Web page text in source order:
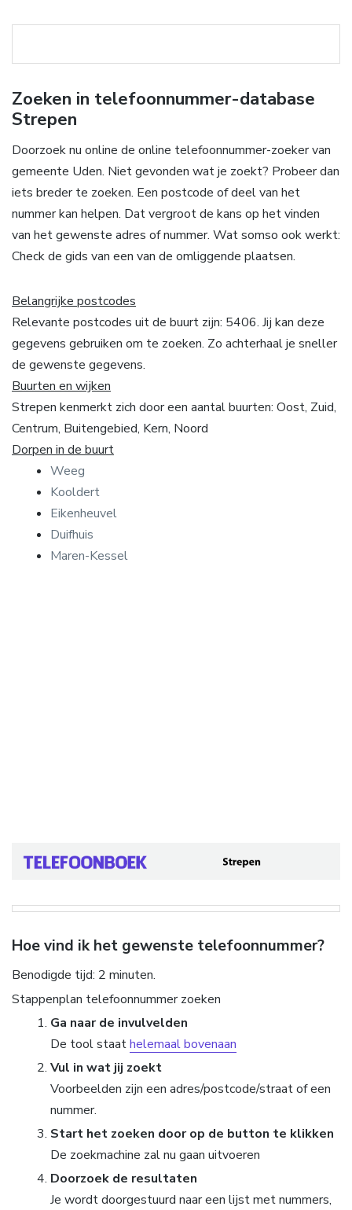
Zoeken in telefoonnummer-database
Strepen
Doorzoek nu online de online telefoonnummer-zoeker van
gemeente Uden. Niet gevonden wat je zoekt? Probeer dan
iets breder te zoeken. Een postcode of deel van het
nummer kan helpen. Dat vergroot de kans op het vinden
van het gewenste adres of nummer. Wat somso ook werkt:
Check de gids van een van de omliggende plaatsen.
Belangrijke postcodes
Relevante postcodes uit de buurt zijn: 5406. Jij kan deze
gegevens gebruiken om te zoeken. Zo achterhaal je sneller
de gewenste gegevens.
Buurten en wijken
Strepen kenmerkt zich door een aantal buurten: Oost, Zuid,
Centrum, Buitengebied, Kern, Noord
Dorpen in de buurt
Weeg
Kooldert
Eikenheuvel
Duifhuis
Maren-Kessel
Hoe vind ik het gewenste telefoonnummer?
Benodigde tijd: 2 minuten.
Stappenplan telefoonnummer zoeken
Ga naar de invulvelden
De tool staathelemaal bovenaan
Vul in wat jij zoekt
Voorbeelden zijn een adres/postcode/straat of een
nummer.
Start het zoeken door op de button te klikken
De zoekmachine zal nu gaan uitvoeren
Doorzoek de resultaten
Je wordt doorgestuurd naar een lijst met nummers,